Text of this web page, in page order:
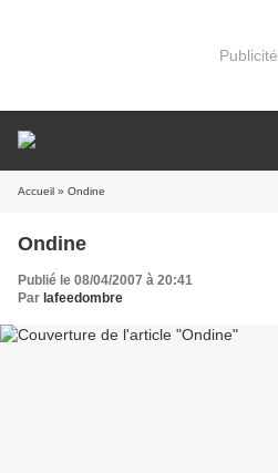
Publicité
Accueil » Ondine
Ondine
Publié le 08/04/2007 à 20:41
Par lafeedombre